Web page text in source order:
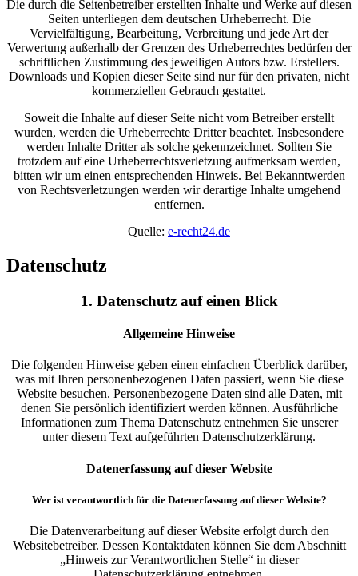
Die durch die Seitenbetreiber erstellten Inhalte und Werke auf diesen
Seiten unterliegen dem deutschen Urheberrecht. Die
Vervielfältigung, Bearbeitung, Verbreitung und jede Art der
Verwertung außerhalb der Grenzen des Urheberrechtes bedürfen der
schriftlichen Zustimmung des jeweiligen Autors bzw. Erstellers.
Downloads und Kopien dieser Seite sind nur für den privaten, nicht
kommerziellen Gebrauch gestattet.
Soweit die Inhalte auf dieser Seite nicht vom Betreiber erstellt
wurden, werden die Urheberrechte Dritter beachtet. Insbesondere
werden Inhalte Dritter als solche gekennzeichnet. Sollten Sie
trotzdem auf eine Urheberrechtsverletzung aufmerksam werden,
bitten wir um einen entsprechenden Hinweis. Bei Bekanntwerden
von Rechtsverletzungen werden wir derartige Inhalte umgehend
entfernen.
Quelle: e-recht24.de
Datenschutz
1. Datenschutz auf einen Blick
Allgemeine Hinweise
Die folgenden Hinweise geben einen einfachen Überblick darüber,
was mit Ihren personenbezogenen Daten passiert, wenn Sie diese
Website besuchen. Personenbezogene Daten sind alle Daten, mit
denen Sie persönlich identifiziert werden können. Ausführliche
Informationen zum Thema Datenschutz entnehmen Sie unserer
unter diesem Text aufgeführten Datenschutzerklärung.
Datenerfassung auf dieser Website
Wer ist verantwortlich für die Datenerfassung auf dieser Website?
Die Datenverarbeitung auf dieser Website erfolgt durch den
Websitebetreiber. Dessen Kontaktdaten können Sie dem Abschnitt
„Hinweis zur Verantwortlichen Stelle“ in dieser